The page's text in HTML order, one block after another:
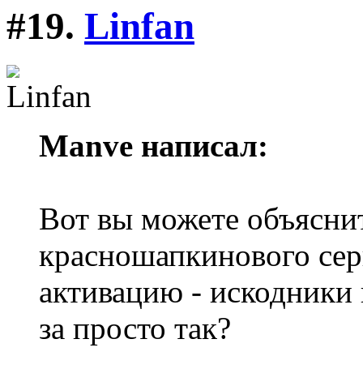
#19. Linfan
Manve написал:
Вот вы можете
красношапкинового
активацию -
за просто так?